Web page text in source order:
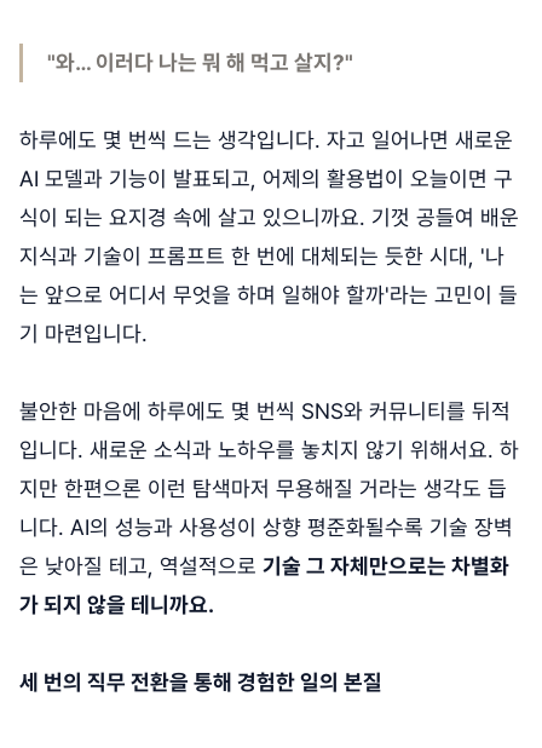
"와… 이러다 나는 뭐 해 먹고 살지?"
하루에도 몇 번씩 드는 생각입니다. 자고 일어나면 새로운
AI 모델과 기능이 발표되고, 어제의 활용법이 오늘이면 구
식이 되는 요지경 속에 살고 있으니까요. 기껏 공들여 배운
지식과 기술이 프롬프트 한 번에 대체되는 듯한 시대, '나
는 앞으로 어디서 무엇을 하며 일해야 할까'라는 고민이 들
기 마련입니다.
불안한 마음에 하루에도 몇 번씩 SNS와 커뮤니티를 뒤적
입니다. 새로운 소식과 노하우를 놓치지 않기 위해서요. 하
지만 한편으론 이런 탐색마저 무용해질 거라는 생각도 듭
니다. AI의 성능과 사용성이 상향 평준화될수록 기술 장벽
은 낮아질 테고, 역설적으로 기술 그 자체만으로는 차별화
가 되지 않을 테니까요.
세 번의 직무 전환을 통해 경험한 일의 본질